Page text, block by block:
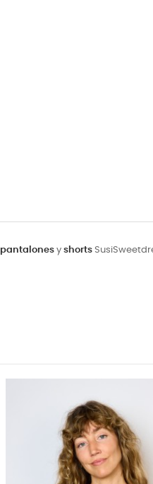
pantalones y shorts